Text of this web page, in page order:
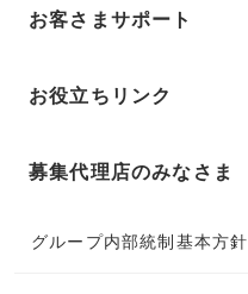
お客さまサポート
お役立ちリンク
募集代理店のみなさま
グループ内部統制基本方針